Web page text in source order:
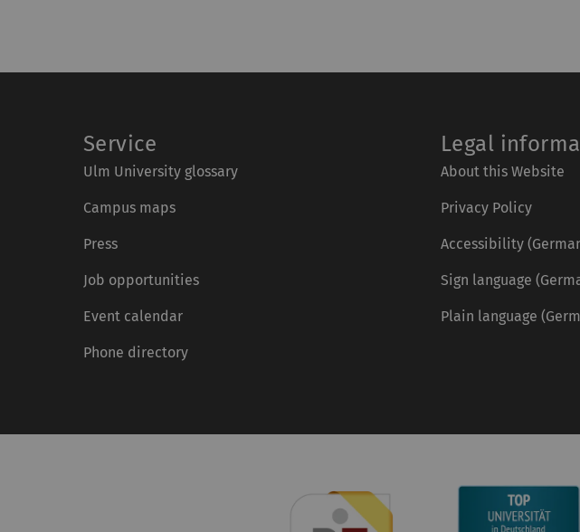
Service
Ulm University glossary
Campus maps
Press
Job opportunities
Event calendar
Phone directory
Legal
About this Website
Privacy Policy
Accessibility
Sign language
Plain language